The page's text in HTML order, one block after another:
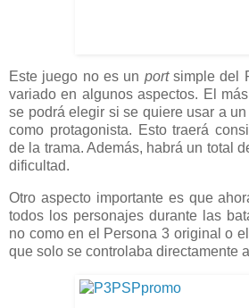
Este juego no es un portsimple del
variado en algunos aspectos. El
se podrá elegir si se quiere usar a
como protagonista. Esto traerá
de la trama. Además, habrá un total
dificultad.
Otro aspecto importante es que
todos los personajes durante las
no como en el Persona 3 original o
que solo se controlaba directamente